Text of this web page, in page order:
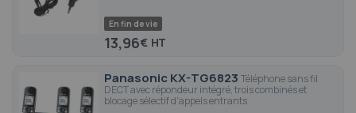
En fin de vie
13,96€
Panasonic KX-TG6823 Téléphone sans fil
DECT avec répondeur intégré, trois combinés et
blocage sélectif d'appels entrants